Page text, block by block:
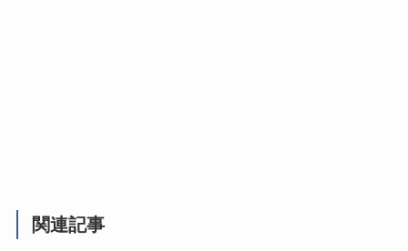
関連記事